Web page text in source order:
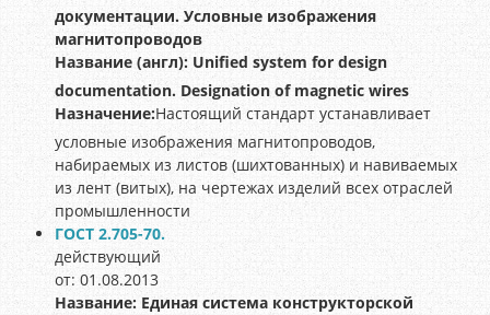
документации. Условные изображения
магнитопроводов
Название (англ): Unified system for design
documentation. Designation of magnetic wires
Назначение:Настоящий стандарт устанавливает
условные изображения магнитопроводов,
набираемых из листов (шихтованных) и навиваемых
из лент (витых), на чертежах изделий всех отраслей
промышленности
ГОСТ 2.705-70.
действующий
от: 01.08.2013
Название: Единая система конструкторской